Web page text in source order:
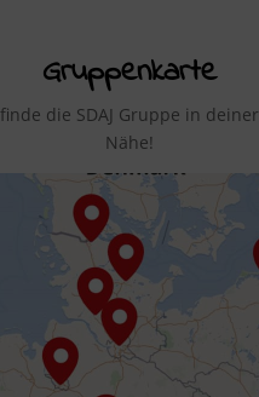
Gruppenkarte
finde die SDAJ Gruppe in deiner
Nähe!